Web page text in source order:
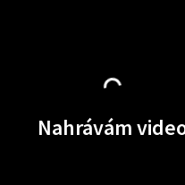
Nahrávám